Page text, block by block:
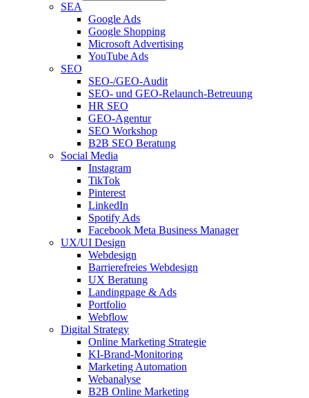
SEA
Google Ads
Google Shopping
Microsoft Advertising
YouTube Ads
SEO
SEO-/GEO-Audit
SEO- und GEO-Relaunch-Betreuung
HR SEO
GEO-Agentur
SEO Workshop
B2B SEO Beratung
Social Media
Instagram
TikTok
Pinterest
LinkedIn
Spotify Ads
Facebook Meta Business Manager
UX/UI Design
Webdesign
Barrierefreies Webdesign
UX Beratung
Landingpage & Ads
Portfolio
Webflow
Digital Strategy
Online Marketing Strategie
KI-Brand-Monitoring
Marketing Automation
Webanalyse
B2B Online Marketing